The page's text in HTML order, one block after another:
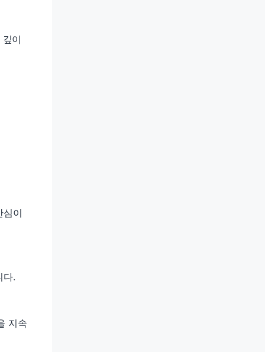
이
심이
다.
지속